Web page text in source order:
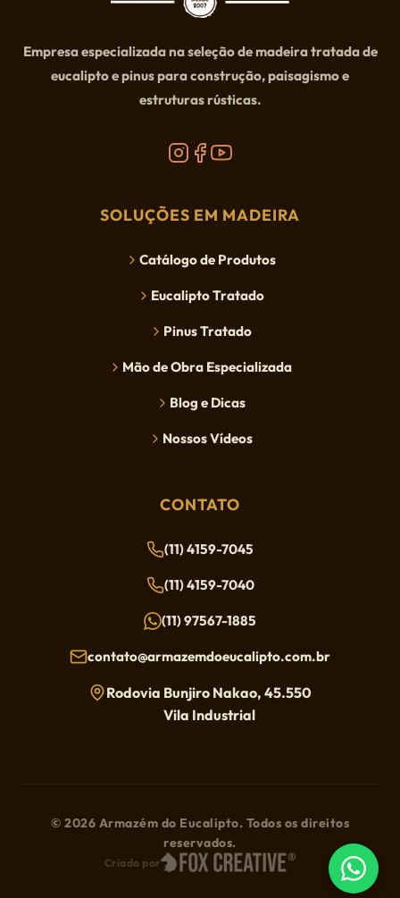
Empresa especializada na seleção de madeira tratada de
eucalipto e pinus para construção, paisagismo e
estruturas rústicas.
SOLUÇÕES EM MADEIRA
Catálogo de Produtos
Eucalipto Tratado
Pinus Tratado
Mão de Obra Especializada
Blog e Dicas
Nossos Vídeos
CONTATO
(11) 4159-7045
(11) 4159-7040
(11) 97567-1885
contato@armazemdoeucalipto.com.br
Rodovia Bunjiro Nakao, 45.550
Vila Industrial
© 2026 Armazém do Eucalipto. Todos os direitos
reservados.
Criado por